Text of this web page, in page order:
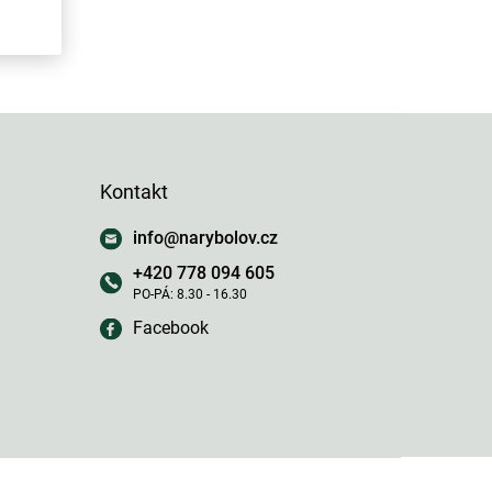
Kontakt
info@narybolov.cz
+420 778 094 605
Facebook